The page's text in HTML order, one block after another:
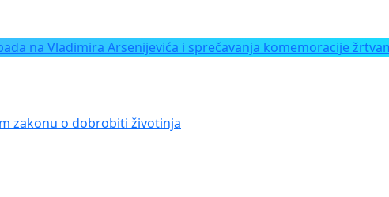
na Vladimira Arsenijevića i sprečavanja komemoracije
zakonu o dobrobiti životinja